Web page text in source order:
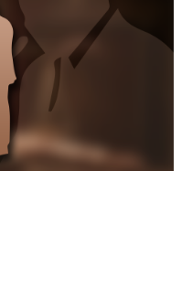
266 Articulos